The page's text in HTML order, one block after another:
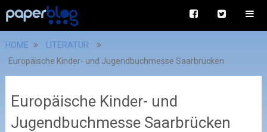
HOME
LITERATUR
Europäische Kinder- und Jugendbuchmesse Saarbrücken
Europäische Kinder- und
Jugendbuchmesse Saarbrücken